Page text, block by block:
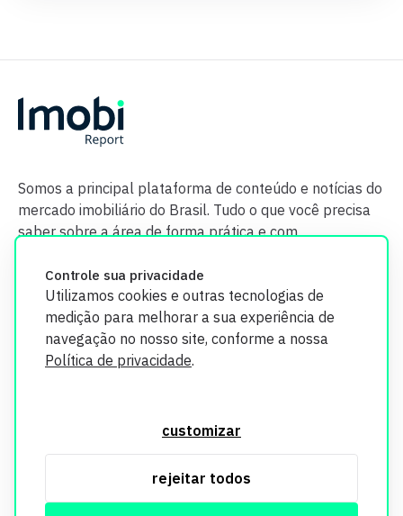
Controle sua privacidade
Utilizamos cookies e outras tecnologias de
medição para melhorar a sua experiência de
navegação no nosso site, conforme a nossa
Política de privacidade.
customizar
rejeitar todos
Somos a principal plataforma de conteúdo e notícias do
mercado imobiliário do Brasil. Tudo o que você precisa
saber sobre a área de forma prática e com
segurança. Todos os dados coletados em nosso site são
utilizados exclusivamente para fins de aprimoramento de
informações, consulte nossa Política de Privacidade.